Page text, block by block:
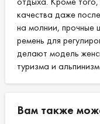
качества даже
на молнии, прочные
ремень для
делают модель
туризма и
Вам также